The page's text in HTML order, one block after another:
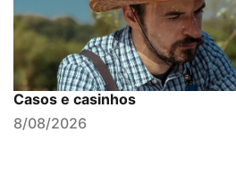
Casos e casinhos
8/08/2026